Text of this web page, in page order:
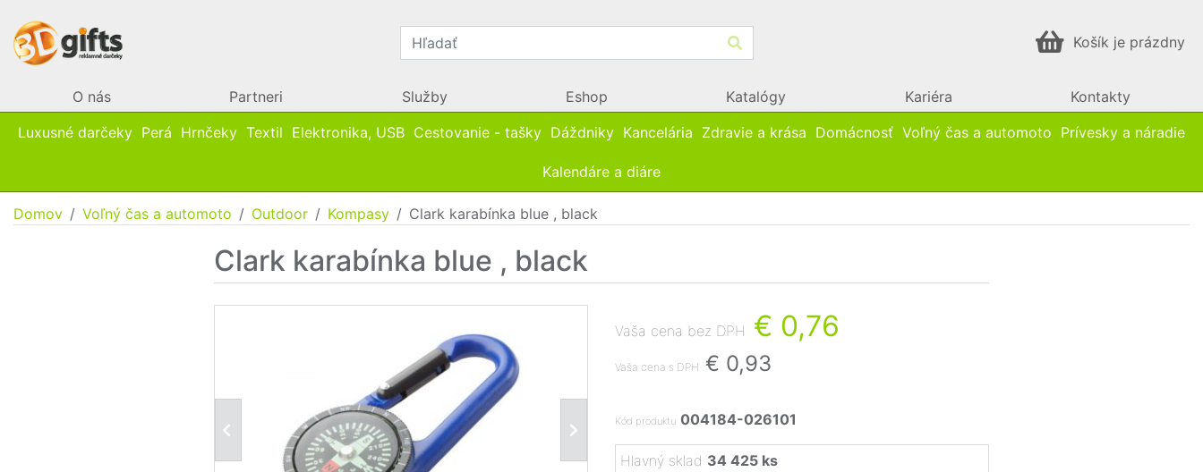
Košík je prázdny
O nás Partneri Služby Eshop Katalógy Kariéra
Kontakty
Luxusné darčeky Perá Hrnčeky Textil Elektronika, USB Cestovanie - tašky Dáždniky Kancelária Zdravie a krása Domácnosť Voľný čas a automoto Prívesky a náradie
Kalendáre a diáre
Domov Voľný čas a automoto Outdoor Kompasy Clark karabínka blue , black
Clark karabínka blue , black
Vaša cena bez DPH € 0,76
Vaša cena s DPH € 0,93
Kód produktu 004184-026101
Hlavný sklad 34 425 ks